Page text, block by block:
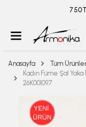
ÜYELİKSİZ
Anasayfa Tüm
Kadın Füme Şal
26K001097